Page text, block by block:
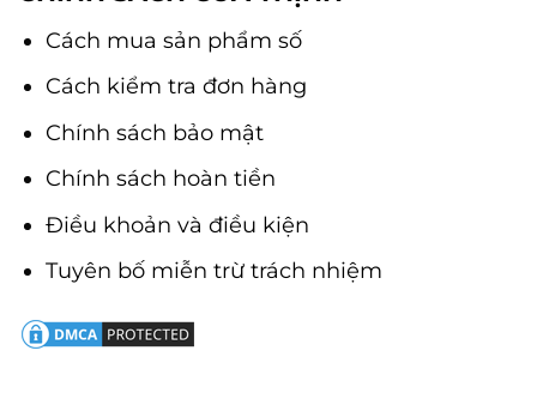
Cách mua sản phẩm số
Cách kiểm tra đơn hàng
Chính sách bảo mật
Chính sách hoàn tiền
Điều khoản và điều kiện
Tuyên bố miễn trừ trách nhiệm